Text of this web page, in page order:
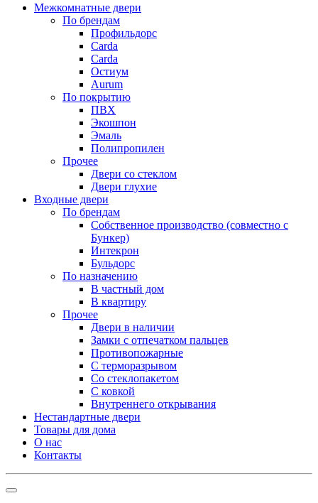
Межкомнатные двери
По брендам
Профильдорс
Carda
Carda
Остиум
Aurum
По покрытию
ПВХ
Экошпон
Эмаль
Полипропилен
Прочее
Двери со стеклом
Двери глухие
Входные двери
По брендам
Собственное производство (совместно с
Бункер)
Интекрон
Бульдорс
По назначению
В частный дом
В квартиру
Прочее
Двери в наличии
Замки с отпечатком пальцев
Противопожарные
С терморазрывом
Со стеклопакетом
С ковкой
Внутреннего открывания
Нестандартные двери
Товары для дома
О нас
Контакты